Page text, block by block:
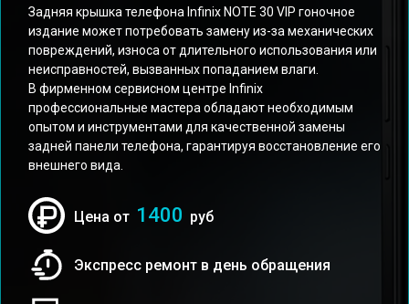
Задняя крышка телефона Infinix NOTE 30 VIP гоночное
издание может потребовать замену из-за механических
повреждений, износа от длительного использования или
неисправностей, вызванных попаданием влаги.
В фирменном сервисном центре Infinix
профессиональные мастера обладают необходимым
опытом и инструментами для качественной замены
задней панели телефона, гарантируя восстановление его
внешнего вида.
Цена от 1400 руб
Экспресс ремонт в день обращения